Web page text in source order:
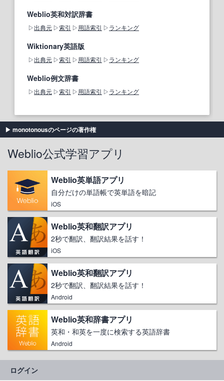
Weblio英和対訳辞書
出典元 索引 用語索引 ランキング
Wiktionary英語版
出典元 索引 用語索引 ランキング
Weblio例文辞書
出典元 索引 用語索引 ランキング
monotonousのページの著作権
Weblio公式学習アプリ
Weblio英単語アプリ
自分だけの単語帳で英単語を暗記
iOS
Weblio英和翻訳アプリ
2秒で翻訳、翻訳結果を話す！
iOS
Weblio英和翻訳アプリ
2秒で翻訳、翻訳結果を話す！
Android
Weblio英和辞書アプリ
英和・和英を一度に検索する英語辞書
Android
ログイン